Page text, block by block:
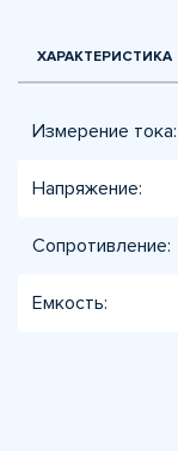
ХАРАКТЕРИСТИКА
Измерение тока:
Напряжение:
Сопротивление:
Емкость: